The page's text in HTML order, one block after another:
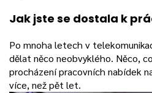
Jak jste se dostala k
Po mnoha letech v
dělat něco neobvyklého. Něco,
procházení pracovních nabídek
více, než pět let.